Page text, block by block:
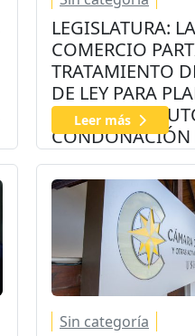
LEGISLATURA:
COMERCIO
TRATAMIENTO
DE LEY PARA
INGRESOS
CONDONACIÓN
Leer más
Sin categoría